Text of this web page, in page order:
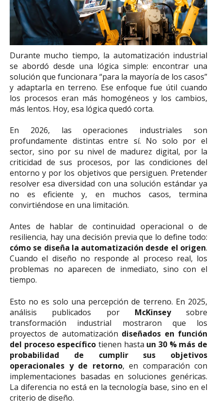
Durante mucho tiempo, la automatización industrial
se abordó desde una lógica simple: encontrar una
solución que funcionara “para la mayoría de los casos”
y adaptarla en terreno. Ese enfoque fue útil cuando
los procesos eran más homogéneos y los cambios,
más lentos. Hoy, esa lógica quedó corta.
En 2026, las operaciones industriales son
profundamente distintas entre sí. No solo por el
sector, sino por su nivel de madurez digital, por la
criticidad de sus procesos, por las condiciones del
entorno y por los objetivos que persiguen. Pretender
resolver esa diversidad con una solución estándar ya
no es eficiente y, en muchos casos, termina
convirtiéndose en una limitación.
Antes de hablar de continuidad operacional o de
resiliencia, hay una decisión previa que lo define todo:
cómo se diseña la automatización desde el origen.
Cuando el diseño no responde al proceso real, los
problemas no aparecen de inmediato, sino con el
tiempo.
Esto no es solo una percepción de terreno. En 2025,
análisis publicados por McKinseysobre
transformación industrial mostraron que los
proyectos de automatización diseñados en función
del proceso específico tienen hasta un 30 % más de
probabilidad de cumplir sus objetivos
operacionales y de retorno, en comparación con
implementaciones basadas en soluciones genéricas.
La diferencia no está en la tecnología base, sino en el
criterio de diseño.